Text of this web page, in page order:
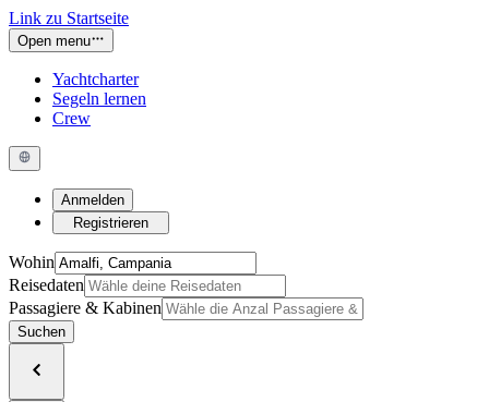
Link zu Startseite
Open menu
Yachtcharter
Segeln lernen
Crew
Anmelden
Registrieren
Wohin
Reisedaten
Passagiere & Kabinen
Suchen